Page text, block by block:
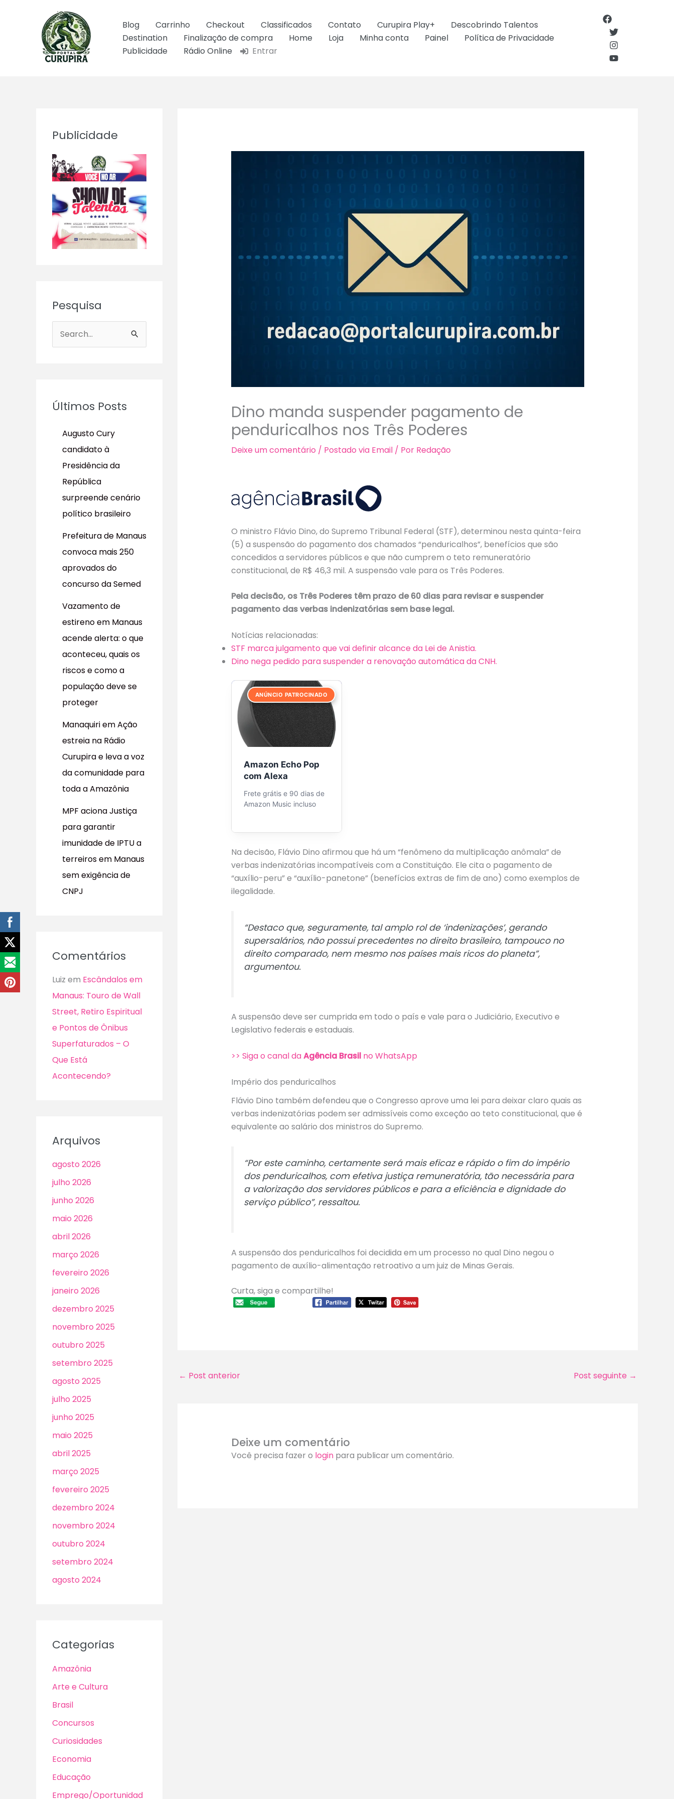
Blog Carrinho Checkout Classificados Contato Curupira Play+
Descobrindo Talentos
Destination
Finalização de compra Home Loja Minha conta Painel
Política de Privacidade
Publicidade
Rádio Online Entrar
Publicidade
Pesquisa
e
Últimos Posts
Augusto Cury
candidato à
Presidência da
República
surpreende cenário
político brasileiro
Prefeitura de Manaus
convoca mais 250
aprovados do
concurso da Semed
Vazamento de
estireno em Manaus
acende alerta: o que
aconteceu, quais os
riscos e como a
população deve se
proteger
Manaquiri em Ação
estreia na Rádio
Curupira e leva a voz
da comunidade para
toda a Amazônia
MPF aciona Justiça
para garantir
imunidade de IPTU a
terreiros em Manaus
sem exigência de
CNPJ
Comentários
Luiz em Escândalos em
Manaus: Touro de Wall
Street, Retiro Espiritual
e Pontos de Ônibus
Superfaturados – O
Que Está
Acontecendo?
Arquivos
agosto 2026
julho 2026
junho 2026
maio 2026
abril 2026
março 2026
fevereiro 2026
janeiro 2026
dezembro 2025
novembro 2025
outubro 2025
setembro 2025
agosto 2025
julho 2025
junho 2025
maio 2025
abril 2025
março 2025
fevereiro 2025
dezembro 2024
novembro 2024
outubro 2024
setembro 2024
agosto 2024
Categorias
Amazônia
Arte e Cultura
Brasil
Concursos
Curiosidades
Economia
Educação
Emprego/Oportunidad
Dino manda suspender pagamento de
penduricalhos nos Três Poderes
Deixe um comentário / Postado via Email / Por Redação
O ministro Flávio Dino, do Supremo Tribunal Federal (STF), determinou nesta quinta-feira
(5) a suspensão do pagamento dos chamados “penduricalhos”, benefícios que são
concedidos a servidores públicos e que não cumprem o teto remuneratório
constitucional, de R$ 46,3 mil. A suspensão vale para os Três Poderes.
Pela decisão, os Três Poderes têm prazo de 60 dias para revisar e suspender
pagamento das verbas indenizatórias sem base legal.
Notícias relacionadas:
STF marca julgamento que vai definir alcance da Lei de Anistia.
Dino nega pedido para suspender a renovação automática da CNH.
ANÚNCIO PATROCINADO
Amazon Echo Pop
com Alexa
Frete grátis e 90 dias de
Amazon Music incluso
Na decisão, Flávio Dino afirmou que há um “fenômeno da multiplicação anômala” de
verbas indenizatórias incompatíveis com a Constituição. Ele cita o pagamento de
“auxílio-peru” e “auxílio-panetone” (benefícios extras de fim de ano) como exemplos de
ilegalidade.
“Destaco que, seguramente, tal amplo rol de ‘indenizações’, gerando
supersalários, não possui precedentes no direito brasileiro, tampouco no
direito comparado, nem mesmo nos países mais ricos do planeta”,
argumentou.
A suspensão deve ser cumprida em todo o país e vale para o Judiciário, Executivo e
Legislativo federais e estaduais.
>> Siga o canal daAgência Brasil no WhatsApp
Império dos penduricalhos
Flávio Dino também defendeu que o Congresso aprove uma lei para deixar claro quais as
verbas indenizatórias podem ser admissíveis como exceção ao teto constitucional, que é
equivalente ao salário dos ministros do Supremo.
“Por este caminho, certamente será mais eficaz e rápido o fim do império
dos penduricalhos, com efetiva justiça remuneratória, tão necessária para
a valorização dos servidores públicos e para a eficiência e dignidade do
serviço público”, ressaltou.
A suspensão dos penduricalhos foi decidida em um processo no qual Dino negou o
pagamento de auxílio-alimentação retroativo a um juiz de Minas Gerais.
Curta, siga e compartilhe!
← Post anterior Post seguinte →
Deixe um comentário
Você precisa fazer o login para publicar um comentário.